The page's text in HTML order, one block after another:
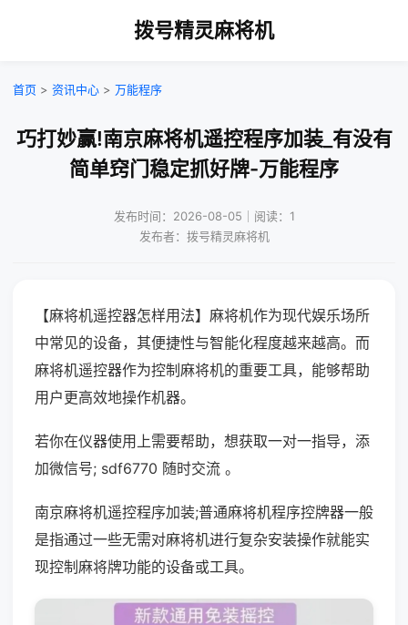
拨号精灵麻将机
首页 > 资讯中心 > 万能程序
巧打妙赢!南京麻将机遥控程序加装_有没有
简单窍门稳定抓好牌-万能程序
发布时间：2026-08-05｜阅读：1
发布者：拨号精灵麻将机
【麻将机遥控器怎样用法】麻将机作为现代娱乐场所
中常见的设备，其便捷性与智能化程度越来越高。而
麻将机遥控器作为控制麻将机的重要工具，能够帮助
用户更高效地操作机器。
若你在仪器使用上需要帮助，想获取一对一指导，添
加微信号; sdf6770 随时交流 。
南京麻将机遥控程序加装;普通麻将机程序控牌器一般
是指通过一些无需对麻将机进行复杂安装操作就能实
现控制麻将牌功能的设备或工具。